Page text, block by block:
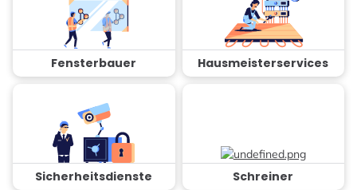
Fensterbauer Hausmeisterservices
Sicherheitsdienste Schreiner